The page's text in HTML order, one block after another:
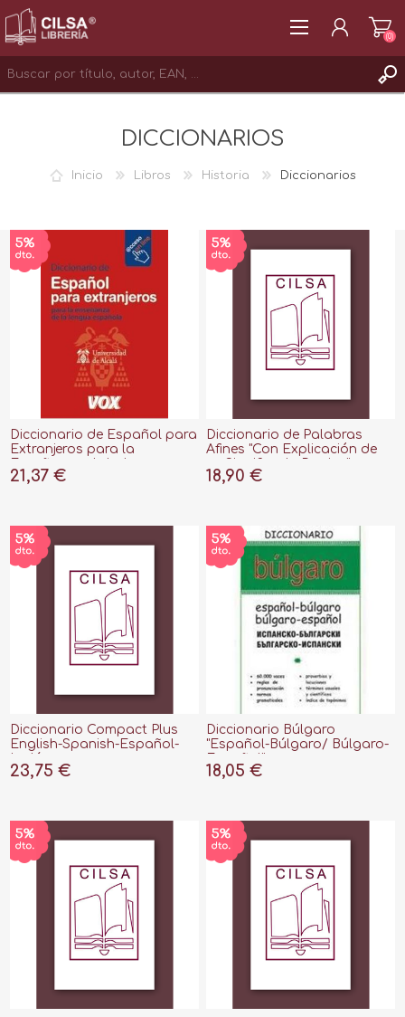
INICIAR SESIÓN
(0)
DICCIONARIOS
Inicio Libros Historia Diccionarios
Diccionario de Español para
Extranjeros para la
Española "Acceso On Line"
21,37 €
Diccionario de Palabras
Afines "Con Explicación de
18,90 €
Diccionario Compact Plus
English-Spanish-Español-
23,75 €
Diccionario Búlgaro
"Español-Búlgaro/ Búlgaro-
18,05 €